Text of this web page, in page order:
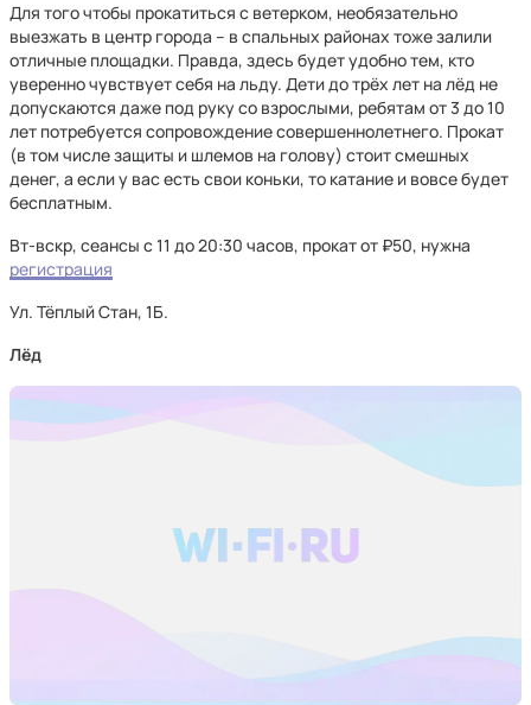
Для того чтобы прокатиться с ветерком, необязательно
выезжать в центр города – в спальных районах тоже залили
отличные площадки. Правда, здесь будет удобно тем, кто
уверенно чувствует себя на льду. Дети до трёх лет на лёд не
допускаются даже под руку со взрослыми, ребятам от 3 до 10
лет потребуется сопровождение совершеннолетнего. Прокат
(в том числе защиты и шлемов на голову) стоит смешных
денег, а если у вас есть свои коньки, то катание и вовсе будет
бесплатным.
Вт-вскр, сеансы с 11 до 20:30 часов, прокат от ₽50, нужна
регистрация
Ул. Тёплый Стан, 1Б.
Лёд